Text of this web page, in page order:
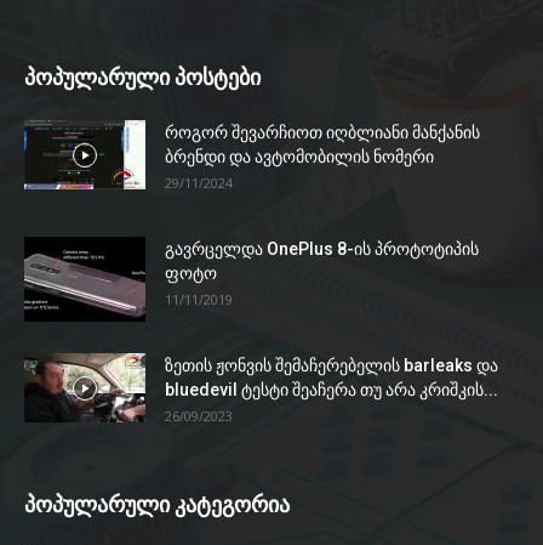
პოპულარული პოსტები
როგორ შევარჩიოთ იღბლიანი მანქანის
ბრენდი და ავტომობილის ნომერი
29/11/2024
გავრცელდა OnePlus 8-ის პროტოტიპის
ფოტო
11/11/2019
ზეთის ჟონვის შემაჩერებელის barleaks და
bluedevil ტესტი შეაჩერა თუ არა კრიშკის...
26/09/2023
პოპულარული კატეგორია